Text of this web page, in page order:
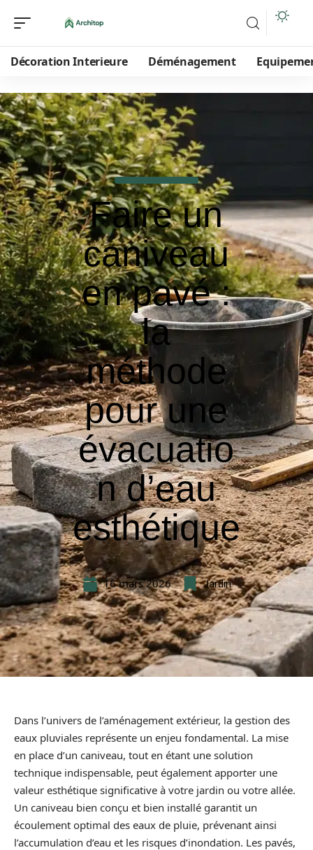
Décoration Interieure Déménagement
Faire un
caniveau
en pavé :
la
méthode
pour une
évacuatio
n d’eau
esthétique
16 mars 2026 Jardin
Dans l’univers de l’aménagement extérieur, la gestion des
eaux pluviales représente un enjeu fondamental. La mise
en place d’un caniveau, tout en étant une solution
technique indispensable, peut également apporter une
valeur esthétique significative à votre jardin ou votre allée.
Un caniveau bien conçu et bien installé garantit un
écoulement optimal des eaux de pluie, prévenant ainsi
l’accumulation d’eau et les risques d’inondation. Les pavés,